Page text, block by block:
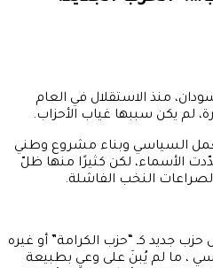
منذ الاستقلال في العام
السياسي وبناء مشروع وطني
الأسماء، لكن كثيرًا منها ظلّ
النخب الفاشلة.
جديد كـ “حزب الكرامة” أو غيره
، ما لم يُبنَ على وعيٍ بطبيعة